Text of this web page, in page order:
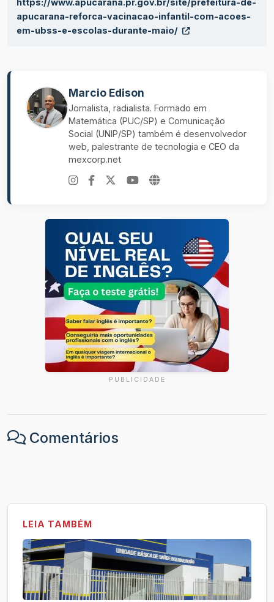
https://www.apucarana.pr.gov.br/site/prefeitura-de-
apucarana-reforca-vacinacao-infantil-com-acoes-
em-ubss-e-escolas-durante-maio/
Marcio Edison
Jornalista, radialista. Formado em
Matemática (PUC/SP) e Comunicação
Social (UNIP/SP) também é desenvolvedor
web, palestrante de tecnologia e CEO da
mexcorp.net
PUBLICIDADE
Comentários
LEIA TAMBÉM